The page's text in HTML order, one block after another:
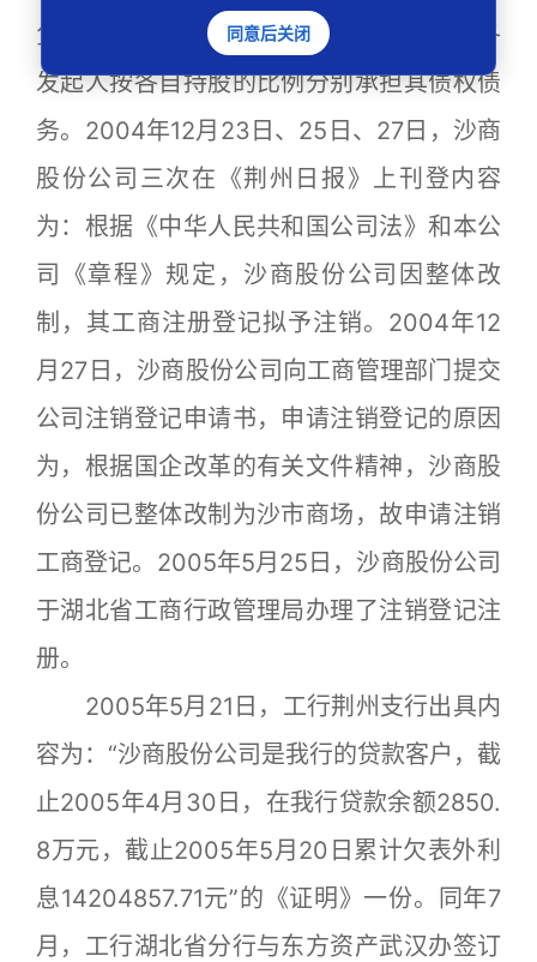
负资产。如发现有未清理的债权债务，由各
发起人按各自持股的比例分别承担其债权债
务。2004年12月23日、25日、27日，沙商
股份公司三次在《荆州日报》上刊登内容
为：根据《中华人民共和国公司法》和本公
司《章程》规定，沙商股份公司因整体改
制，其工商注册登记拟予注销。2004年12
月27日，沙商股份公司向工商管理部门提交
公司注销登记申请书，申请注销登记的原因
为，根据国企改革的有关文件精神，沙商股
份公司已整体改制为沙市商场，故申请注销
工商登记。2005年5月25日，沙商股份公司
于湖北省工商行政管理局办理了注销登记注
册。
2005年5月21日，工行荆州支行出具内
容为：“沙商股份公司是我行的贷款客户，截
止2005年4月30日，在我行贷款余额2850.
8万元，截止2005年5月20日累计欠表外利
息14204857.71元”的《证明》一份。同年7
月，工行湖北省分行与东方资产武汉办签订
同意后关闭